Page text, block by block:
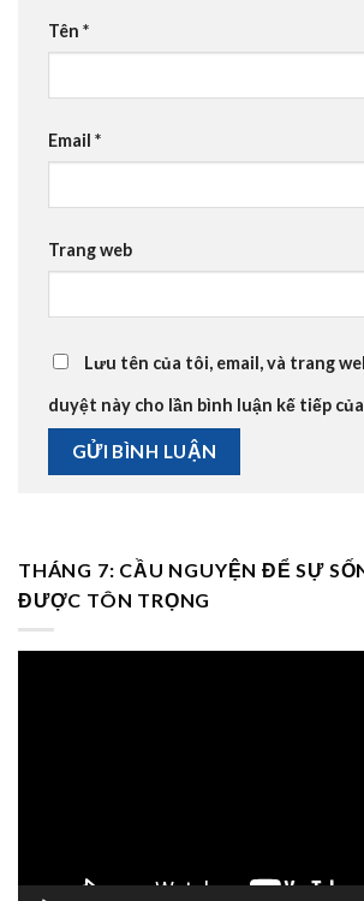
Tên *
Email *
Trang web
Lưu tên của tôi, email, và trang
duyệt này cho lần bình luận kế tiếp
THÁNG 7: CẦU NGUYỆN ĐỂ SỰ
ĐƯỢC TÔN TRỌNG